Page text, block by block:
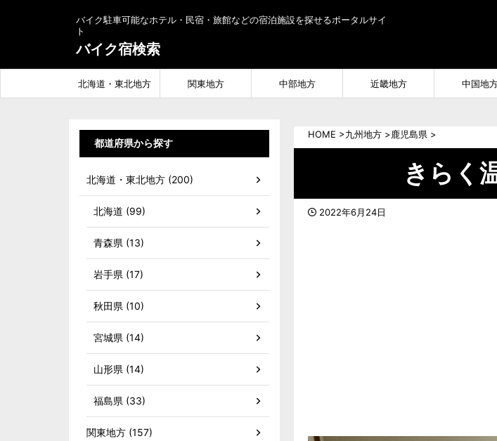
バイク駐車可能なホテル・民宿・旅館などの宿泊施設を探せるポータルサイ
ト
バイク宿検索
北海道・東北地方 関東地方 中部地方 近畿地方 中国地
HOME >九州地方 >鹿児島県 >
きらく
2022年6月24日
都道府県から探す
北海道・東北地方 (200)
北海道 (99)
青森県 (13)
岩手県 (17)
秋田県 (10)
宮城県 (14)
山形県 (14)
福島県 (33)
関東地方 (157)